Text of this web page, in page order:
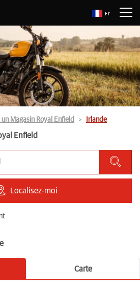
Fr
Magasin Royal Enfield Irlande
Enfield
Localisez-moi
Carte